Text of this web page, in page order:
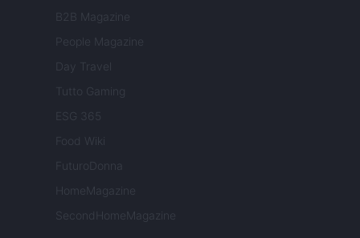
B2B Magazine
People Magazine
Day Travel
Tutto Gaming
ESG 365
Food Wiki
FuturoDonna
HomeMagazine
SecondHomeMagazine